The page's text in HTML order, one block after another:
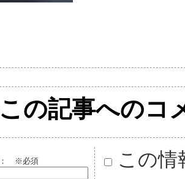
の記事へのコ
： ※必須 この情